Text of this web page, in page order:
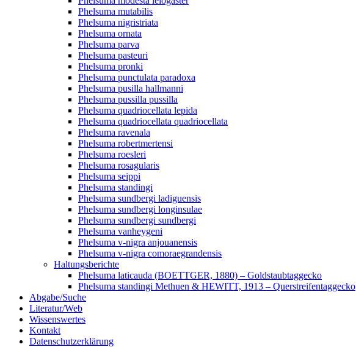
Phelsuma mutabilis
Phelsuma nigristriata
Phelsuma ornata
Phelsuma parva
Phelsuma pasteuri
Phelsuma pronki
Phelsuma punctulata paradoxa
Phelsuma pusilla hallmanni
Phelsuma pussilla pussilla
Phelsuma quadriocellata lepida
Phelsuma quadriocellata quadriocellata
Phelsuma ravenala
Phelsuma robertmertensi
Phelsuma roesleri
Phelsuma rosagularis
Phelsuma seippi
Phelsuma standingi
Phelsuma sundbergi ladiguensis
Phelsuma sundbergi longinsulae
Phelsuma sundbergi sundbergi
Phelsuma vanheygeni
Phelsuma v-nigra anjouanensis
Phelsuma v-nigra comoraegrandensis
Haltungsberichte
Phelsuma laticauda (BOETTGER, 1880) – Goldstaubtaggecko
Phelsuma standingi Methuen & HEWITT, 1913 – Querstreifentaggecko
Abgabe/Suche
Literatur/Web
Wissenswertes
Kontakt
Datenschutzerklärung